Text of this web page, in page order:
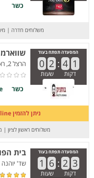
כשר
משלוחים חדרה |
המסעדה תפתח בעוד
0 2 : 4 1
דקות שעות
הרצל 2, ראשון לציון
כשר
ניתן להזמין online לשעה 21:18 ב-08.08.26
משלוחים ראשון לציון |
המסעדה תפתח בעוד
1 6 : 2 3
דקות שעות
בית
שד' יוהנה